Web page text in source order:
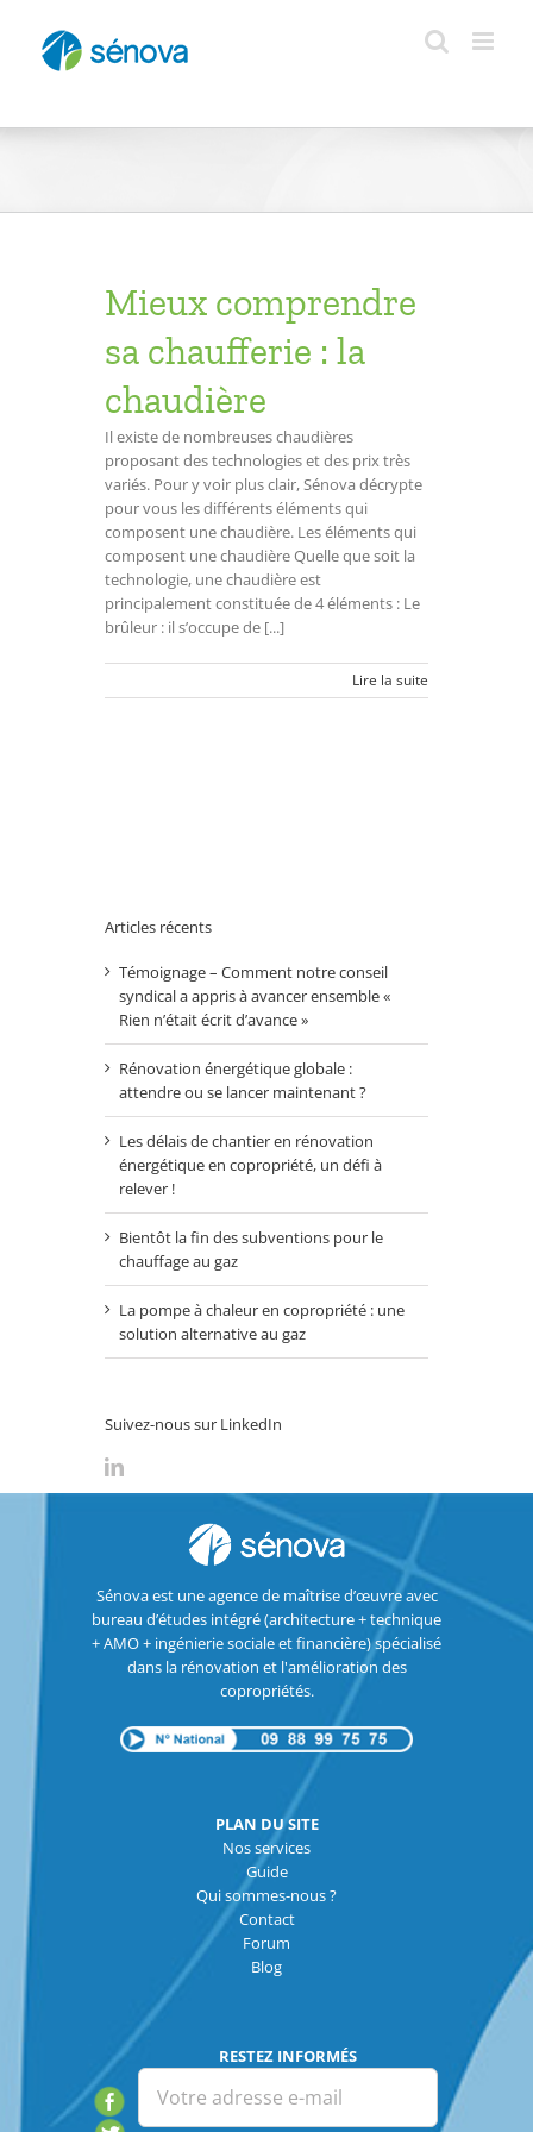
contenu
Mieux comprendre
sa chaufferie : la
chaudière
Il existe de nombreuses chaudières
proposant des technologies et des prix très
variés. Pour y voir plus clair, Sénova décrypte
pour vous les différents éléments qui
composent une chaudière. Les éléments qui
composent une chaudière Quelle que soit la
technologie, une chaudière est
principalement constituée de 4 éléments : Le
brûleur : il s’occupe de [...]
Lire la suite
Articles récents
Témoignage – Comment notre conseil
syndical a appris à avancer ensemble «
Rien n’était écrit d’avance »
Rénovation énergétique globale :
attendre ou se lancer maintenant ?
Les délais de chantier en rénovation
énergétique en copropriété, un défi à
relever !
Bientôt la fin des subventions pour le
chauffage au gaz
La pompe à chaleur en copropriété : une
solution alternative au gaz
Suivez-nous sur LinkedIn
Sénova est une agence de maîtrise d’œuvre avec
bureau d’études intégré (architecture + technique
+ AMO + ingénierie sociale et financière) spécialisé
dans la rénovation et l'amélioration des
copropriétés.
PLAN DU SITE
Nos services
Guide
Qui sommes-nous ?
Contact
Forum
Blog
RESTEZ INFORMÉS